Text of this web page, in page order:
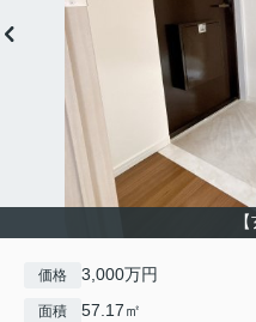
価格 3,000万円
面積 57.17㎡